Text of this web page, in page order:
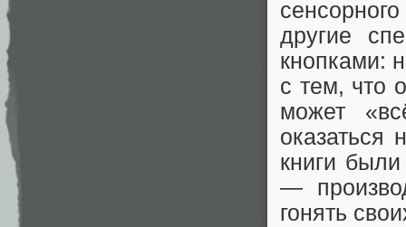
другие
кнопками:
с тем, что
может
оказаться
книги
—
гонять